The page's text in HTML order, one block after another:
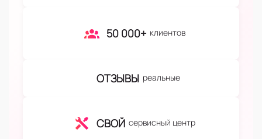
50 000+ клиентов
ОТЗЫВЫ реальные
СВОЙ сервисный центр